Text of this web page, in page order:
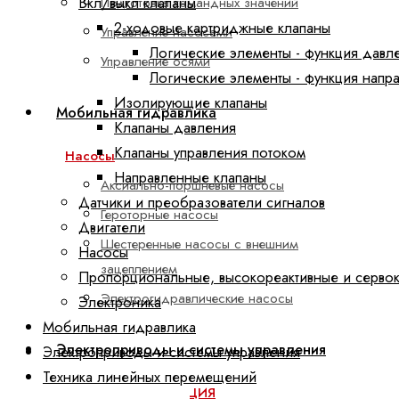
Управление насосами
Управление осями
Мобильная гидравлика
Насосы
Аксиально-поршневые насосы
Героторные насосы
Шестеренные насосы с внешним
зацеплением
Электрогидравлические насосы
Электроприводы и системы управления
ctrlX АВТОМАТИЗАЦИЯ
2-ходовые картриджные клапаны
Логические элементы - функция
Логические элементы - функция
Изолирующие клапаны
Клапаны давления
Клапаны управления потоком
Направленные клапаны
Датчики и преобразователи сигналов
Двигатели
Насосы
Пропорциональные, высокореактивные и
Электроника
Мобильная гидравлика
Электроприводы и системы управления
Техника линейных перемещений